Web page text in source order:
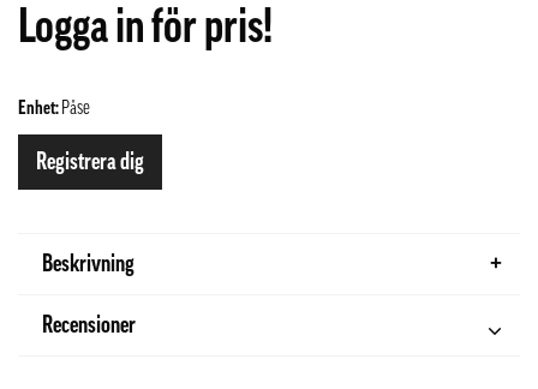
Logga in för pris!
Enhet: Påse
Registrera dig
Beskrivning
Recensioner